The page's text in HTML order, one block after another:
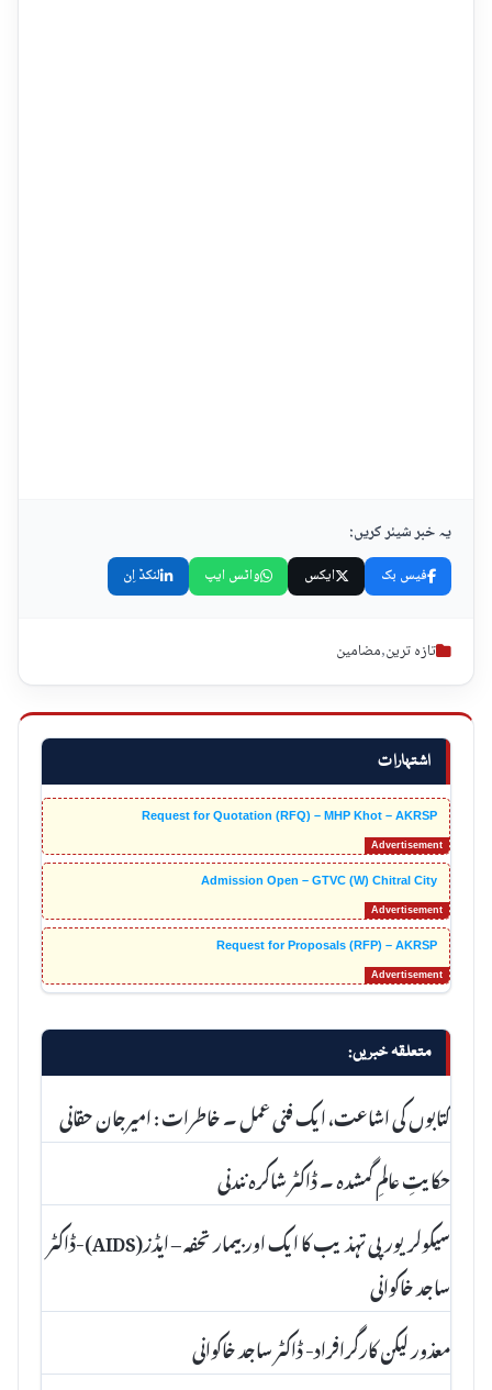
اشتہارات
Request for Quotation (RFQ) – MHP Khot – AKRSP
Admission Open – GTVC (W) Chitral City
Request for Proposals (RFP) – AKRSP
متعلقہ خبریں:
کتابوں کی اشاعت، ایک فنی عمل ۔ خاطرات : امیرجان حقانی
حکایتِ عالمِ گمشدہ ۔ ڈاکٹر شاکرہ نندنی
سیکولریورپی تہذیب کا ایک اور بیمار تحفہ – ایڈز(AIDS)-ڈاکٹر
ساجد خاکوانی
معذور لیکن کارگرافراد- ڈاکٹر ساجد خاکوانی
یہ خبر شیئر کریں:
فیس بک ایکس واٹس ایپ لنکڈ اِن
تازہ ترین,مضامین